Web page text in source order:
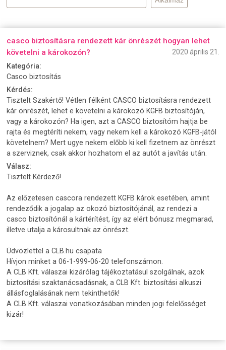
casco biztosításra rendezett kár önrészét hogyan lehet
követelni a károkozón?
2020 április 21.
Kategória:
Casco biztosítás
Kérdés:
Tisztelt Szakértő! Vétlen félként CASCO biztosításra rendezett
kár önrészét, lehet e követelni a károkozó KGFB biztosítóján,
vagy a károkozón? Ha igen, azt a CASCO biztosítóm hajtja be
rajta és megtéríti nekem, vagy nekem kell a károkozó KGFB-jától
követelnem? Mert ugye nekem előbb ki kell fizetnem az önrészt
a szerviznek, csak akkor hozhatom el az autót a javítás után.
Válasz:
Tisztelt Kérdező!
Az előzetesen cascora rendezett KGFB károk esetében, amint
rendeződik a jogalap az okozó biztosítójánál, az rendezi a
casco biztosítónál a kártérítést, így az elért bónusz megmarad,
illetve utalja a károsultnak az önrészt.
Üdvözlettel a CLB.hu csapata
Hívjon minket a 06-1-999-06-20 telefonszámon.
A CLB Kft. válaszai kizárólag tájékoztatásul szolgálnak, azok
biztosítási szaktanácsadásnak, a CLB Kft. biztosítási alkuszi
állásfoglalásának nem tekinthetők!
A CLB Kft. válaszai vonatkozásában minden jogi felelősséget
kizár!